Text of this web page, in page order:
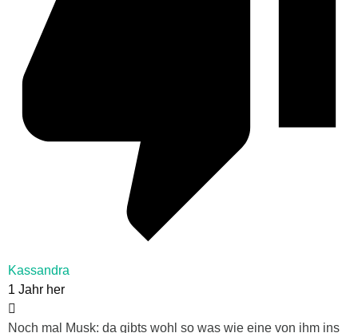
Kassandra
1 Jahr her
Noch mal Musk: da gibts wohl so was wie eine von ihm ins